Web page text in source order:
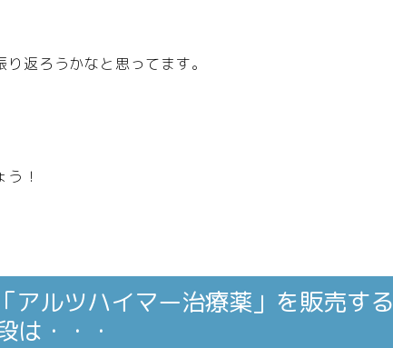
返ろうかなと思ってます。
！
アルツハイマー治療薬」を販売する
は・・・